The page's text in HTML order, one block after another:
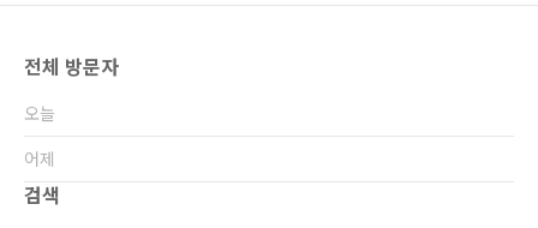
전체 방문자
오늘
어제
검색